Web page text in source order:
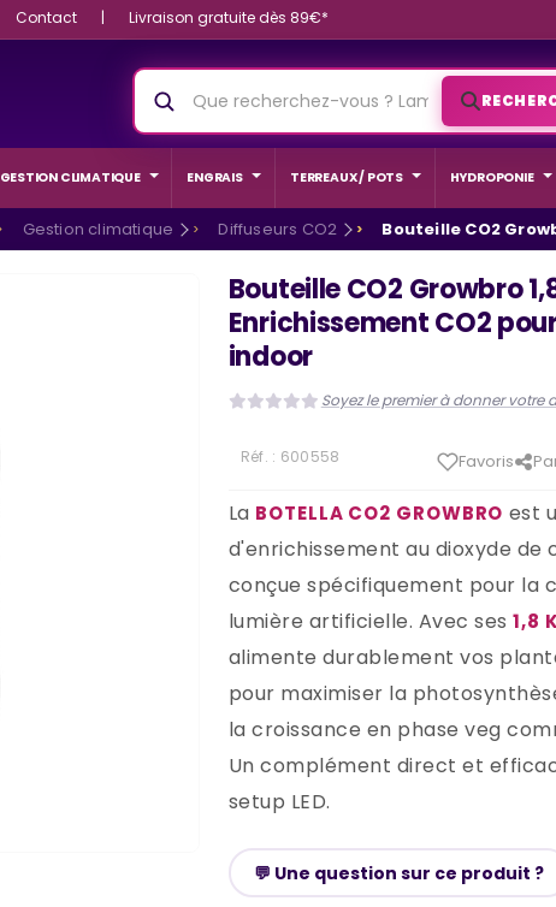
Contact | Livraison gratuite dès 89€*
GESTION CLIMATIQUE ENGRAIS TERREAUX / POTS HYDROPONIE
Gestion climatique Diffuseurs CO2 Bouteille CO2
Bouteille CO2 Growbro
Enrichissement CO2
indoor
Soyez le premier à donner votre
Réf. : 600558 Favoris
La BOTELLA CO2 GROWBRO est
d'enrichissement au dioxyde de
conçue spécifiquement pour la
lumière artificielle. Avec ses1,8
alimente durablement vos
pour maximiser la
la croissance en phase veg
Un complément direct et
setup LED.
💬 Une question sur ce produit ?